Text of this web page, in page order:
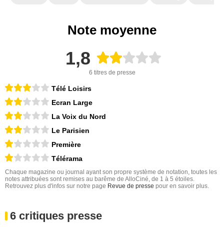
Note moyenne
1,8
6 titres de presse
Télé Loisirs
Ecran Large
La Voix du Nord
Le Parisien
Première
Télérama
Chaque magazine ou journal ayant son propre système de notation, toutes les
notes attribuées sont remises au barême de AlloCiné, de 1 à 5 étoiles.
Retrouvez plus d'infos sur notre page Revue de presse pour en savoir plus.
6 critiques presse